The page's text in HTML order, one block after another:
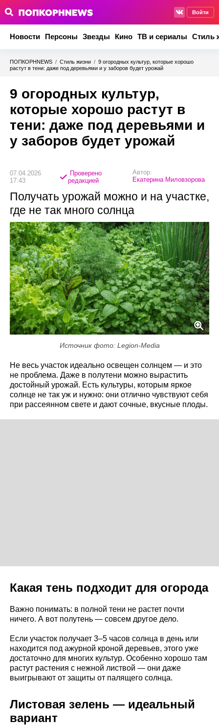
Войти
Новости Персоны Звезды Кино ТВ и сериалы Стиль
ПОПКОРНNEWS / Стиль жизни / 9 огородных культур, которые хорошо
растут в тени: даже под деревьями и у заборов будет урожай
9 огородных культур,
которые хорошо растут в
тени: даже под деревьями и
у заборов будет урожай
07.04.2026
17:43
Проверено
редакцией
Автор:
Екатерина Миловзорова
Получать урожай можно и на участке,
где не так много солнца
Источник фото: Legion-Media
Не весь участок идеально освещен солнцем — и это
не проблема. Даже в полутени можно вырастить
достойный урожай. Есть культуры, которым яркое
солнце не так уж и нужно: они отлично чувствуют себя
при рассеянном свете и дают сочные, вкусные плоды.
Какая тень подходит для огорода
Важно понимать: в полной тени не растет почти
ничего. А вот полутень — совсем другое дело.
Если участок получает 3–5 часов солнца в день или
находится под ажурной кроной деревьев, этого уже
достаточно для многих культур. Особенно хорошо там
растут растения с нежной листвой — они даже
выигрывают от защиты от палящего солнца.
Листовая зелень — идеальный
вариант